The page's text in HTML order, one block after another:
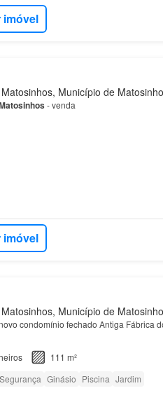
imóvel
Município de
- venda
imóvel
Município de
condomínio fechado Antiga Fábrica
111 m²
Segurança Ginásio Piscina Jardim